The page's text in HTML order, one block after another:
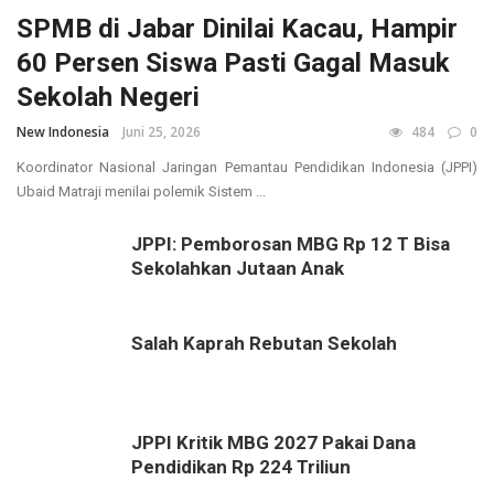
SPMB di Jabar Dinilai Kacau, Hampir
60 Persen Siswa Pasti Gagal Masuk
Sekolah Negeri
New Indonesia Juni 25, 2026 484 0
Koordinator Nasional Jaringan Pemantau Pendidikan Indonesia (JPPI)
Ubaid Matraji menilai polemik Sistem ...
JPPI: Pemborosan MBG Rp 12 T Bisa
Sekolahkan Jutaan Anak
Salah Kaprah Rebutan Sekolah
JPPI Kritik MBG 2027 Pakai Dana
Pendidikan Rp 224 Triliun